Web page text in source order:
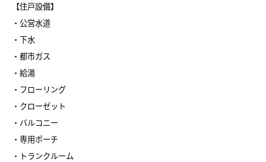
【住戸設備】
・公営水道
・下水
・都市ガス
・給湯
・フローリング
・クローゼット
・バルコニー
・専用ポーチ
・トランクルーム